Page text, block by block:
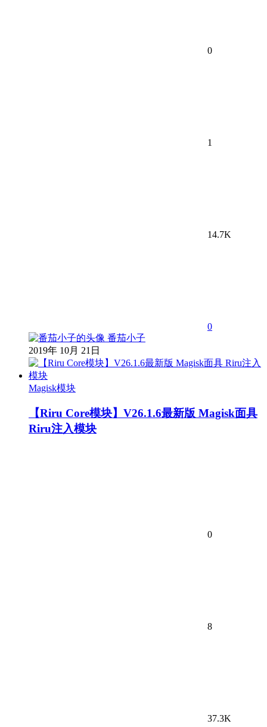
0
1
14.7K
0
番茄小子
2019年 10月 21日
Magisk模块
【Riru Core模块】V26.1.6最新版 Magisk面具
Riru注入模块
0
8
37.3K